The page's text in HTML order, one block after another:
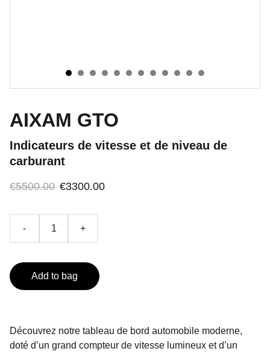
AIXAM GTO
Indicateurs de vitesse et de niveau de
carburant
€5500.00 €3300.00
- +
Add to bag
Découvrez notre tableau de bord automobile moderne,
doté d’un grand compteur de vitesse lumineux et d’un